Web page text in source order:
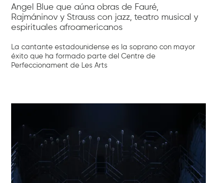
Angel Blue que aúna obras de Fauré,
Rajmáninov y Strauss con jazz, teatro musical y
espirituales afroamericanos
La cantante estadounidense es la soprano con mayor
éxito que ha formado parte del Centre de
Perfeccionament de Les Arts